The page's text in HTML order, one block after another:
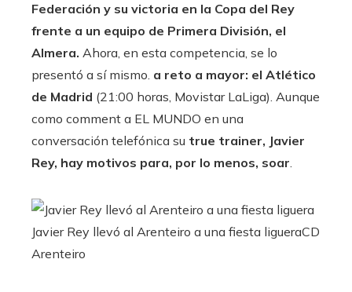
Federación y su victoria en la Copa del Rey
frente a un equipo de Primera División, el
Almera. Ahora, en esta competencia, se lo
presentó a sí mismo. a reto a mayor: el Atlético
de Madrid (21:00 horas, Movistar LaLiga). Aunque
como comment a EL MUNDO en una
conversación telefónica su true trainer, Javier
Rey, hay motivos para, por lo menos, soar.
Javier Rey llevó al Arenteiro a una fiesta ligueraCD
Arenteiro